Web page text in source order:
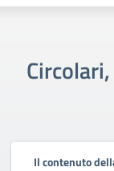
Il contenuto